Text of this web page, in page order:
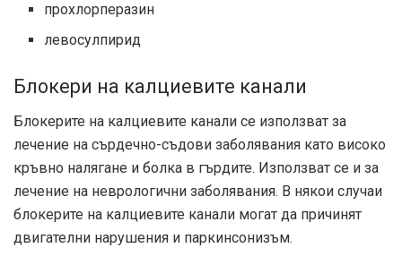
прохлорперазин
левосулпирид
Блокери на калциевите канали
Блокерите на калциевите канали се използват за
лечение на сърдечно-съдови заболявания като високо
кръвно налягане и болка в гърдите. Използват се и за
лечение на неврологични заболявания. В някои случаи
блокерите на калциевите канали могат да причинят
двигателни нарушения и паркинсонизъм.